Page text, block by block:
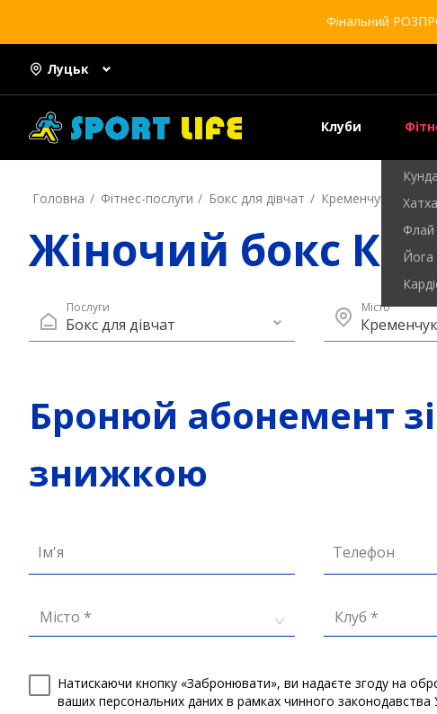
Фінальний
Луцьк
Клуби
Флай
Йога
Головна Фітнес-послуги Бокс для дівчат Кременчук
Жіночий бокс
Послуги
Бокс для дівчат
Місто
Кременчук
Бронюй абонемент зі
знижкою
Ім'я Телефон
Місто * Клуб *
Натискаючи кнопку «Забронювати», ви надаєте згоду на
ваших персональних даних в рамках чинного